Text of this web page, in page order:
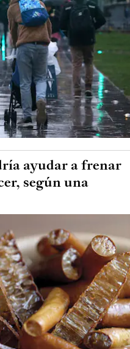
ayudar a frenar
según una